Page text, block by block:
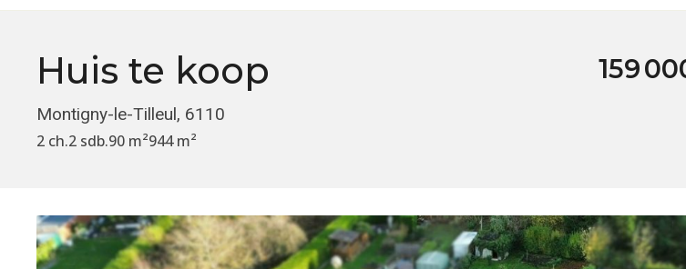
Huis te koop
Montigny-le-Tilleul, 6110
2 ch.2 sdb.90 m²944 m²
159